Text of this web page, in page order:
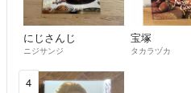
にじさんじ
ニジサンジ
宝塚
タカラヅカ
4